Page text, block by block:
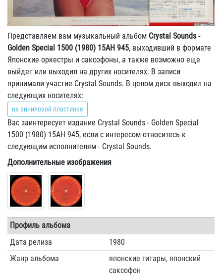
Представляем вам музыкальный альбом Crystal Sounds -
Golden Special 1500 (1980) 15AH 945, выходивший в формате
Японские оркестры и саксофоны, а также возможно еще
выйдет или выходил на других носителях. В записи
принимали участие Crystal Sounds. В целом диск выходил на
следующих носителях:
на виниловой пластинке
Вас заинтересует издание Crystal Sounds - Golden Special
1500 (1980) 15AH 945, если с интересом относитесь к
следующим исполнителям - Crystal Sounds.
Дополнительные изображения
Профиль альбома
Дата релиза
1980
Жанр альбома
японские гитары, японский
саксофон